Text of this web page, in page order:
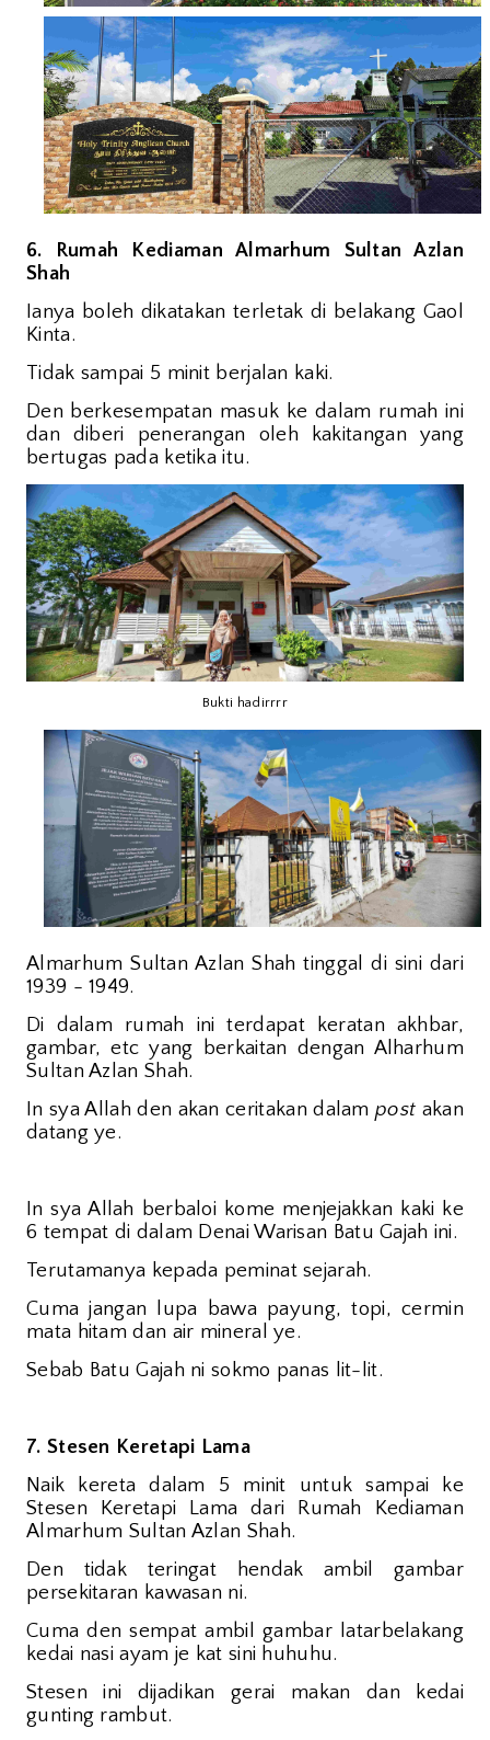
6. Rumah Kediaman Almarhum Sultan Azlan
Shah
Ianya boleh dikatakan terletak di belakang Gaol
Kinta.
Tidak sampai 5 minit berjalan kaki.
Den berkesempatan masuk ke dalam rumah ini
dan diberi penerangan oleh kakitangan yang
bertugas pada ketika itu.
Bukti hadirrrr
Almarhum Sultan Azlan Shah tinggal di sini dari
1939 - 1949.
Di dalam rumah ini terdapat keratan akhbar,
gambar, etc yang berkaitan dengan Alharhum
Sultan Azlan Shah.
In sya Allah den akan ceritakan dalampost akan
datang ye.
In sya Allah berbaloi kome menjejakkan kaki ke
6 tempat di dalam Denai Warisan Batu Gajah ini.
Terutamanya kepada peminat sejarah.
Cuma jangan lupa bawa payung, topi, cermin
mata hitam dan air mineral ye.
Sebab Batu Gajah ni sokmo panas lit-lit.
7. Stesen Keretapi Lama
Naik kereta dalam 5 minit untuk sampai ke
Stesen Keretapi Lama dari Rumah Kediaman
Almarhum Sultan Azlan Shah.
Den tidak teringat hendak ambil gambar
persekitaran kawasan ni.
Cuma den sempat ambil gambar latarbelakang
kedai nasi ayam je kat sini huhuhu.
Stesen ini dijadikan gerai makan dan kedai
gunting rambut.